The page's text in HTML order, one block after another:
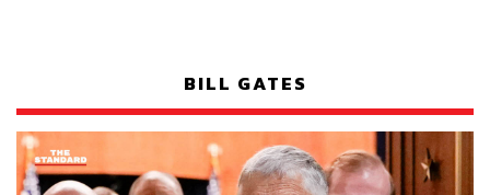
BILL GATES